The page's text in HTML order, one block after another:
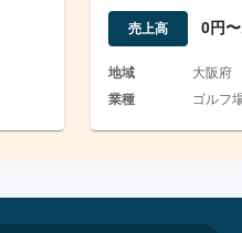
ゴルフスタジオ
売上高 0円
地域
大阪府
業種
ゴルフ